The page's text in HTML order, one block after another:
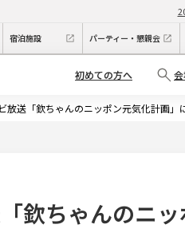
宿泊施設 パーティー・懇親会
初めての方へ
放送「欽ちゃんのニッポン元気化計画」
欽ちゃんのニ